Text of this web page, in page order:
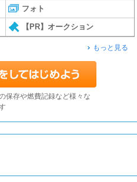
フォト
【PR】オークション
もっと見る
保存や燃費記録など様々な